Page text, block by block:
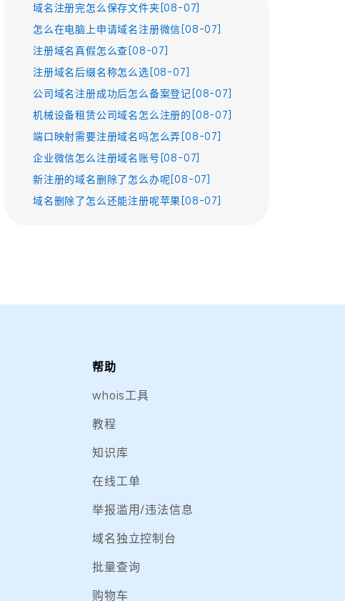
域名注册完怎么保存文件夹[08-07]
怎么在电脑上申请域名注册微信[08-07]
注册域名真假怎么查[08-07]
注册域名后缀名称怎么选[08-07]
公司域名注册成功后怎么备案登记[08-07]
机械设备租赁公司域名怎么注册的[08-07]
端口映射需要注册域名吗怎么弄[08-07]
企业微信怎么注册域名账号[08-07]
新注册的域名删除了怎么办呢[08-07]
域名删除了怎么还能注册呢苹果[08-07]
帮助
whois工具
教程
知识库
在线工单
举报滥用/违法信息
域名独立控制台
批量查询
购物车